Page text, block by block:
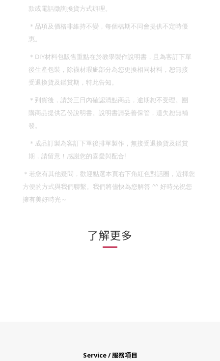
款或電話徵詢換貨方式辦理。
＊品項及價格非維持不變，每個檔期不同會提供不定時優
惠。
＊ DIY材料包販售重點在於教學製作說明書，且為客訂下單
後生產包裝，除襪材瑕疵部分為您更換相同材料，恕無接
受退換貨及鑑賞期，特此告知。
＊到貨後，請於三日內確認清點商品，逾期恕不受理。團
購商品提供乙份說明書。說明書請妥善保管，遺失恕無補
發。
＊成品訂製為客訂下單後排單製作，無接受退換貨及鑑賞
期，請留意！ 感謝您的喜愛與配合!
＊若您有其他疑問，歡迎點選本頁右下角紅色對話圈，選擇您
方便的方式與我們聯繫。我們將儘快為您解答 ^^ 好時光祝您
擁有美好時光～
了解更多
Service / 服務項目